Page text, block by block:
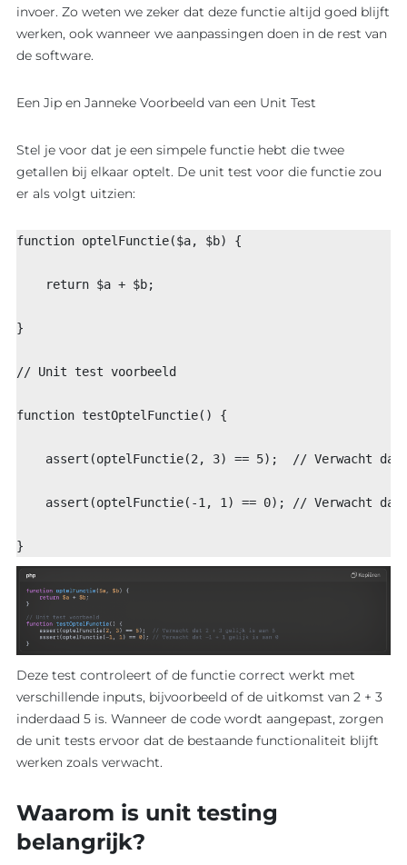
Overzicht
BLOG
invoer. Zo weten we zeker dat deze functie altijd goed blijft
werken, ook wanneer we aanpassingen doen in de rest van
de software.
Een Jip en Janneke Voorbeeld van een Unit Test
Stel je voor dat je een simpele functie hebt die twee
getallen bij elkaar optelt. De unit test voor die functie zou
er als volgt uitzien:
function optelFunctie($a, $b) {
return $a + $b;
}
// Unit test voorbeeld
function testOptelFunctie() {
assert(optelFunctie(2, 3) == 5);  // Verwacht
assert(optelFunctie(-1, 1) == 0); // Verwacht
}
Deze test controleert of de functie correct werkt met
verschillende inputs, bijvoorbeeld of de uitkomst van 2 + 3
inderdaad 5 is. Wanneer de code wordt aangepast, zorgen
de unit tests ervoor dat de bestaande functionaliteit blijft
werken zoals verwacht.
Waarom is unit testing
belangrijk?